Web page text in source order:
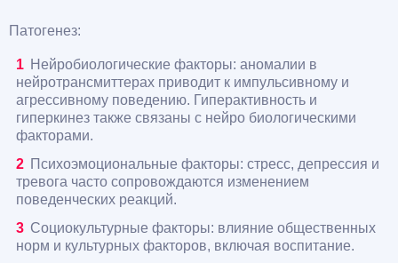
Патогенез:
Нейробиологические факторы: аномалии в
нейротрансмиттерах приводит к импульсивному и
агрессивному поведению. Гиперактивность и
гиперкинез также связаны с нейро биологическими
факторами.
Психоэмоциональные факторы: стресс, депрессия и
тревога часто сопровождаются изменением
поведенческих реакций.
Социокультурные факторы: влияние общественных
норм и культурных факторов, включая воспитание.